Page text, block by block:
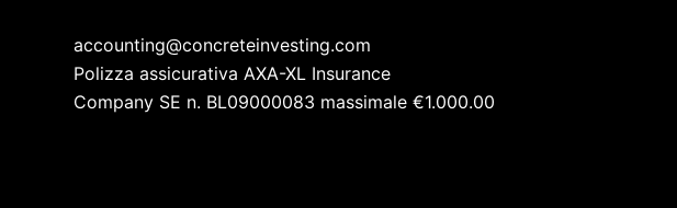
accounting@concreteinvesting.com
Polizza assicurativa AXA-XL Insurance
Company SE n. BL09000083 massimale €1.000.00